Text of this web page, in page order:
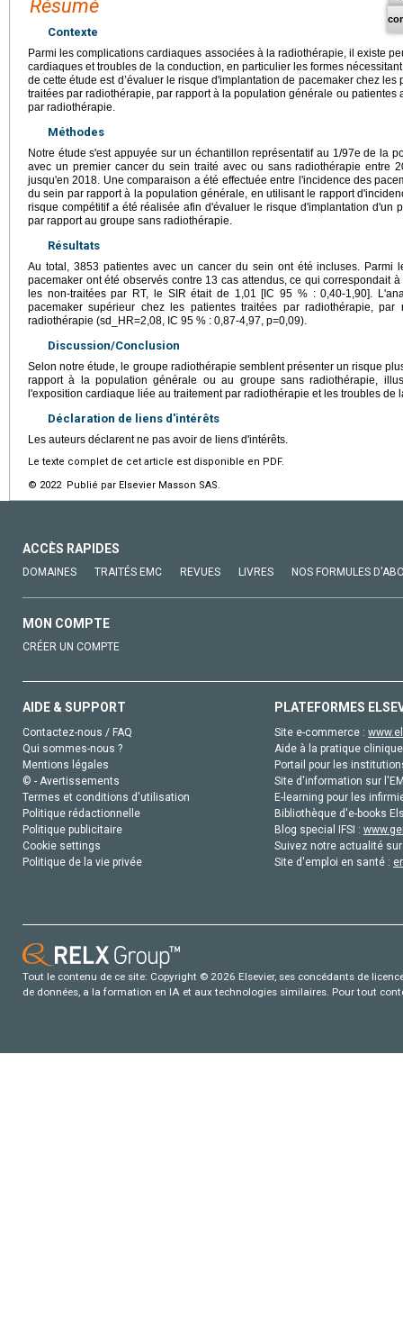
Résumé
Contexte
Parmi les complications cardiaques associées à la radiothérapie, il existe
cardiaques et troubles de la conduction, en particulier les formes
de cette étude est d’évaluer le risque d'implantation de pacemaker chez
traitées par radiothérapie, par rapport à la population générale ou patientes
par radiothérapie.
Méthodes
Notre étude s'est appuyée sur un échantillon représentatif au 1/97e de la
avec un premier cancer du sein traité avec ou sans radiothérapie entre
jusqu'en 2018. Une comparaison a été effectuée entre l'incidence des
du sein par rapport à la population générale, en utilisant le rapport
risque compétitif a été réalisée afin d'évaluer le risque d'implantation d'un
par rapport au groupe sans radiothérapie.
Résultats
Au total, 3853 patientes avec un cancer du sein ont été incluses. Parmi
pacemaker ont été observés contre 13 cas attendus, ce qui correspondait
les non-traitées par RT, le SIR était de 1,01 [IC 95 % : 0,40-1,90].
pacemaker supérieur chez les patientes traitées par radiothérapie,
radiothérapie (sd_HR=2,08, IC 95 % : 0,87-4,97, p=0,09).
Discussion/Conclusion
Selon notre étude, le groupe radiothérapie semblent présenter un risque
rapport à la population générale ou au groupe sans radiothérapie,
l'exposition cardiaque liée au traitement par radiothérapie et les troubles de
Déclaration de liens d'intérêts
Les auteurs déclarent ne pas avoir de liens d'intérêts.
Le texte complet de cet article est disponible en PDF.
© 2022 Publié par Elsevier Masson SAS.
ACCÈS RAPIDES
DOMAINES TRAITÉS EMC REVUES LIVRES NOS FORMULES
MON COMPTE
CRÉER UN COMPTE
AIDE & SUPPORT
Contactez-nous / FAQ
Qui sommes-nous ?
Mentions légales
© - Avertissements
Termes et conditions d'utilisation
Politique rédactionnelle
Politique publicitaire
Cookie settings
Politique de la vie privée
PLATEFORMES
Site e-commerce :
Aide à la pratique
Portail pour les
Site d'information sur
E-learning pour les
Bibliothèque d'e-books
Blog special IFSI :
Suivez notre actualité
Site d'emploi en santé :
Tout le contenu de ce site: Copyright © 2026 Elsevier, ses concédants de
de données, a la formation en IA et aux technologies similaires. Pour tout